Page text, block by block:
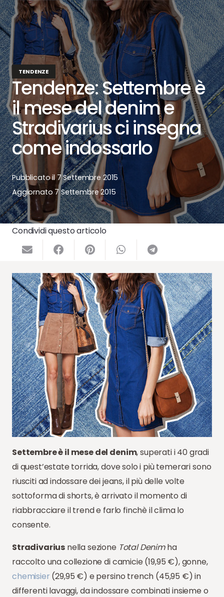
TENDENZE
Tendenze: Settembre è
il mese del denim e
Stradivarius ci insegna
come indossarlo
Pubblicato il7 Settembre 2015
Aggiornato 7 Settembre 2015
Condividi questo articolo
Settembre è il mese del denim, superati i 40 gradi
di quest’estate torrida, dove solo i più temerari sono
riusciti ad indossare dei jeans, il più delle volte
sottoforma di shorts, è arrivato il momento di
riabbracciare il trend e farlo finchè il clima lo
consente.
Stradivarius nella sezione Total Denimha
raccolto una collezione di camicie (19,95 €), gonne,
chemisier (29,95 €) e persino trench (45,95 €) in
differenti lavaggi, da indossare combinati insieme o